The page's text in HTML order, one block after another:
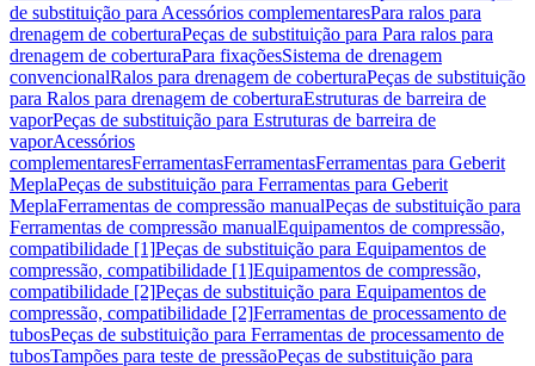
de substituição para Acessórios complementaresPara ralos para
drenagem de coberturaPeças de substituição para Para ralos para
drenagem de coberturaPara fixaçõesSistema de drenagem
convencionalRalos para drenagem de coberturaPeças de substituição
para Ralos para drenagem de coberturaEstruturas de barreira de
vaporPeças de substituição para Estruturas de barreira de
vaporAcessórios
complementaresFerramentasFerramentasFerramentas para Geberit
MeplaPeças de substituição para Ferramentas para Geberit
MeplaFerramentas de compressão manualPeças de substituição para
Ferramentas de compressão manualEquipamentos de compressão,
compatibilidade [1]Peças de substituição para Equipamentos de
compressão, compatibilidade [1]Equipamentos de compressão,
compatibilidade [2]Peças de substituição para Equipamentos de
compressão, compatibilidade [2]Ferramentas de processamento de
tubosPeças de substituição para Ferramentas de processamento de
tubosTampões para teste de pressãoPeças de substituição para